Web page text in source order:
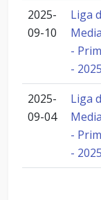
2025-
09-10
Liga
-
- 2025
2025-
09-04
Liga
-
- 2025